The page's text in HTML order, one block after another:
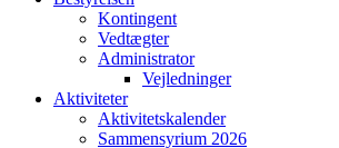
Kontingent
Vedtægter
Administrator
Vejledninger
Aktiviteter
Aktivitetskalender
Sammensyrium 2026